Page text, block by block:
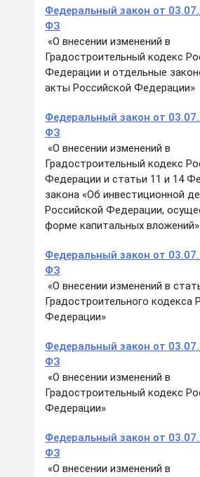
Федеральный закон от
ФЗ
«О внесении изменений в
Градостроительный кодекс
Федерации и отдельные
акты Российской Федерации»
Федеральный закон от
ФЗ
«О внесении изменений в
Градостроительный кодекс
Федерации и статьи 11 и 14
закона «Об инвестиционной
Российской Федерации,
форме капитальных вложений»
Федеральный закон от
ФЗ
«О внесении изменений в
Градостроительного кодекса
Федерации»
Федеральный закон от
ФЗ
«О внесении изменений в
Градостроительный кодекс
Федерации»
Федеральный закон от
ФЗ
«О внесении изменений в